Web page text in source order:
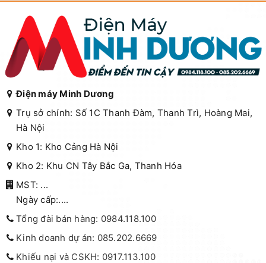
Điện máy Minh Dương
Trụ sở chính: Số 1C Thanh Đàm, Thanh Trì, Hoàng Mai,
Hà Nội
Kho 1: Kho Cảng Hà Nội
Kho 2: Khu CN Tây Bắc Ga, Thanh Hóa
MST: ...
Ngày cấp:....
Tổng đài bán hàng: 0984.118.100
Kinh doanh dự án: 085.202.6669
Khiếu nại và CSKH: 0917.113.100